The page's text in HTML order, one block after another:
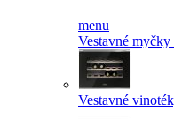
menu
Vestavné
Vestavné